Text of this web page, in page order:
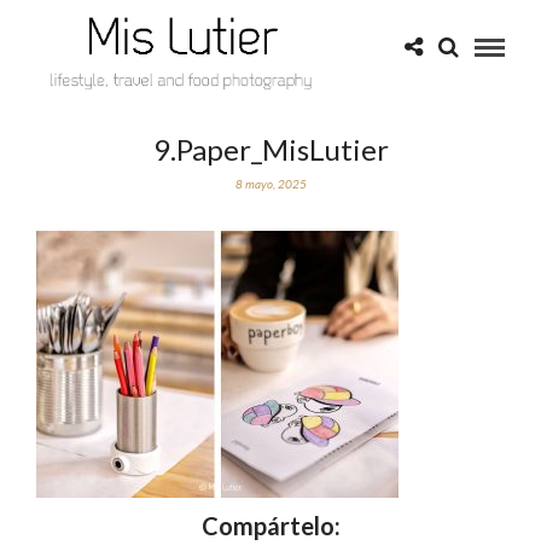
9.Paper_MisLutier
8 mayo, 2025
Compártelo: